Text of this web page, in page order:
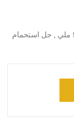
طقم رجالي من ايرميز يحتوي على عطر 50 ملي , جل استحمام